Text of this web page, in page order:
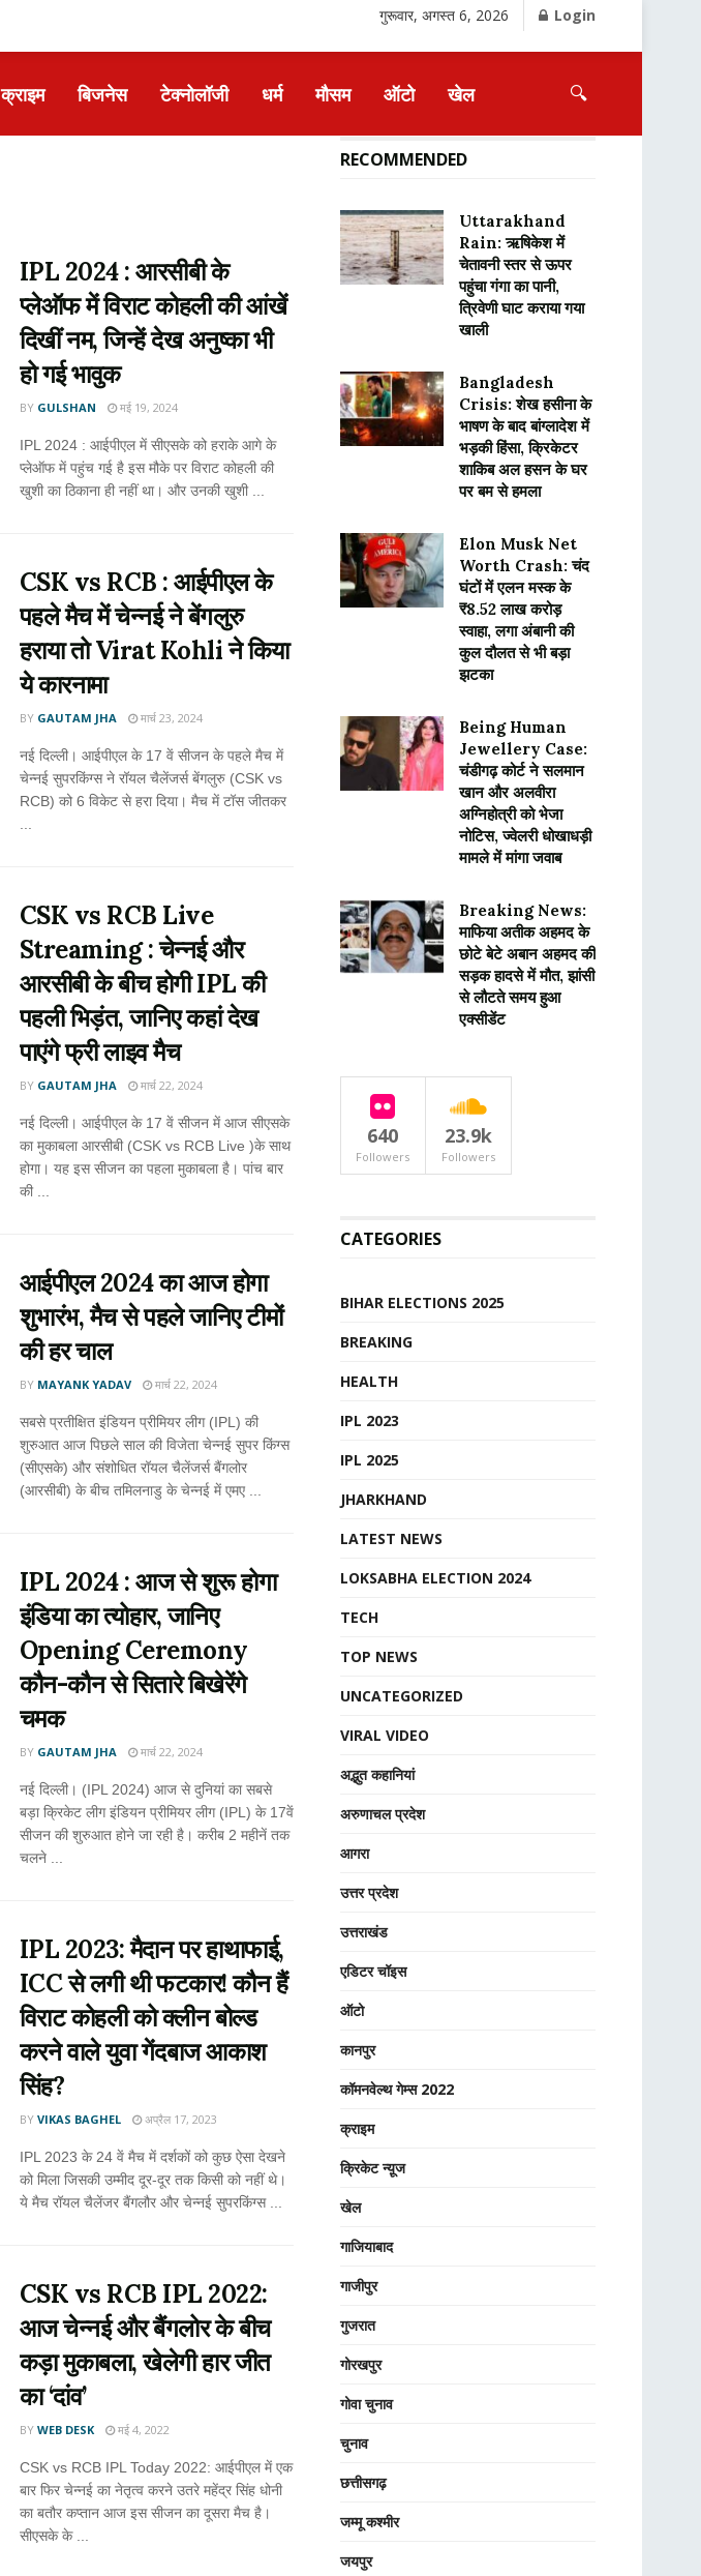
गुरूवार, अगस्त 6, 2026 Login
क्राइम बिजनेस टेक्नोलॉजी धर्म मौसम ऑटो खेल 🔍
IPL 2024 : आरसीबी के
प्लेऑफ में विराट कोहली की आंखें
दिखीं नम, जिन्हें देख अनुष्का भी
हो गई भावुक
BY GULSHAN मई 19, 2024
IPL 2024 : आईपीएल में सीएसके को हराके आगे के
प्लेऑफ में पहुंच गई है इस मौके पर विराट कोहली की
खुशी का ठिकाना ही नहीं था। और उनकी खुशी ...
CSK vs RCB : आईपीएल के
पहले मैच में चेन्नई ने बेंगलुरु
हराया तो Virat Kohli ने किया
ये कारनामा
BY GAUTAM JHA मार्च 23, 2024
नई दिल्ली। आईपीएल के 17 वें सीजन के पहले मैच में
चेन्नई सुपरकिंग्स ने रॉयल चैलेंजर्स बेंगलुरु (CSK vs
RCB) को 6 विकेट से हरा दिया। मैच में टॉस जीतकर
CSK vs RCB Live
Streaming : चेन्नई और
आरसीबी के बीच होगी IPL की
पहली भिड़ंत, जानिए कहां देख
पाएंगे फ्री लाइव मैच
BY GAUTAM JHA मार्च 22, 2024
नई दिल्ली। आईपीएल के 17 वें सीजन में आज सीएसके
का मुकाबला आरसीबी (CSK vs RCB Live )के साथ
होगा। यह इस सीजन का पहला मुकाबला है। पांच बार
की ...
आईपीएल 2024 का आज होगा
शुभारंभ, मैच से पहले जानिए टीमों
की हर चाल
BY MAYANK YADAV मार्च 22, 2024
सबसे प्रतीक्षित इंडियन प्रीमियर लीग (IPL) की
शुरुआत आज पिछले साल की विजेता चेन्नई सुपर किंग्स
(सीएसके) और संशोधित रॉयल चैलेंजर्स बैंगलोर
(आरसीबी) के बीच तमिलनाडु के चेन्नई में एमए ...
IPL 2024 : आज से शुरू होगा
इंडिया का त्योहार, जानिए
Opening Ceremony
कौन-कौन से सितारे बिखेरेंगे
चमक
BY GAUTAM JHA मार्च 22, 2024
नई दिल्ली। (IPL 2024) आज से दुनियां का सबसे
बड़ा क्रिकेट लीग इंडियन प्रीमियर लीग (IPL) के 17वें
सीजन की शुरुआत होने जा रही है। करीब 2 महीनें तक
चलने ...
IPL 2023: मैदान पर हाथाफाई,
ICC से लगी थी फटकार! कौन हैं
विराट कोहली को क्लीन बोल्ड
करने वाले युवा गेंदबाज आकाश
सिंह?
BY VIKAS BAGHEL अप्रैल 17, 2023
IPL 2023 के 24 वें मैच में दर्शकों को कुछ ऐसा देखने
को मिला जिसकी उम्मीद दूर-दूर तक किसी को नहीं थे।
ये मैच रॉयल चैलेंजर बैंगलौर और चेन्नई सुपरकिंग्स ...
CSK vs RCB IPL 2022:
आज चेन्नई और बैंगलोर के बीच
कड़ा मुकाबला, खेलेगी हार जीत
का ‘दांव’
BY WEB DESK मई 4, 2022
CSK vs RCB IPL Today 2022: आईपीएल में एक
बार फिर चेन्नई का नेतृत्व करने उतरे महेंद्र सिंह धोनी
का बतौर कप्तान आज इस सीजन का दूसरा मैच है।
सीएसके के ...
RECOMMENDED
Uttarakhand
Rain: ऋषिकेश में
चेतावनी स्तर से ऊपर
पहुंचा गंगा का पानी,
त्रिवेणी घाट कराया गया
खाली
Bangladesh
Crisis: शेख हसीना के
भाषण के बाद बांग्लादेश में
भड़की हिंसा, क्रिकेटर
शाकिब अल हसन के घर
पर बम से हमला
Elon Musk Net
Worth Crash: चंद
घंटों में एलन मस्क के
₹8.52 लाख करोड़
स्वाहा, लगा अंबानी की
कुल दौलत से भी बड़ा
झटका
Being Human
Jewellery Case:
चंडीगढ़ कोर्ट ने सलमान
खान और अलवीरा
अग्निहोत्री को भेजा
नोटिस, ज्वेलरी धोखाधड़ी
मामले में मांगा जवाब
Breaking News:
माफिया अतीक अहमद के
छोटे बेटे अबान अहमद की
सड़क हादसे में मौत, झांसी
से लौटते समय हुआ
एक्सीडेंट
640
Followers
23.9k
Followers
CATEGORIES
BIHAR ELECTIONS 2025
BREAKING
HEALTH
IPL 2023
IPL 2025
JHARKHAND
LATEST NEWS
LOKSABHA ELECTION 2024
TECH
TOP NEWS
UNCATEGORIZED
VIRAL VIDEO
अद्भुत कहानियां
अरुणाचल प्रदेश
आगरा
उत्तर प्रदेश
उत्तराखंड
एडिटर चॉइस
ऑटो
कानपुर
कॉमनवेल्थ गेम्स 2022
क्राइम
क्रिकेट न्यू़ज
खेल
गाजियाबाद
गाजीपुर
गुजरात
गोरखपुर
गोवा चुनाव
चुनाव
छत्तीसगढ़
जम्मू कश्मीर
जयपुर